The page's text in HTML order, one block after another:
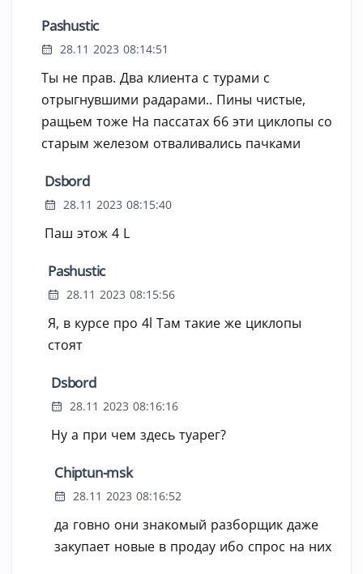
Pashustic
28.11 2023 08:14:51
Ты не прав. Два клиента с турами с
отрыгнувшими радарами.. Пины чистые,
ращьем тоже На пассатах б6 эти циклопы со
старым железом отваливались пачками
Dsbord
28.11 2023 08:15:40
Паш этож 4 L
Pashustic
28.11 2023 08:15:56
Я, в курсе про 4l Там такие же циклопы
стоят
Dsbord
28.11 2023 08:16:16
Ну а при чем здесь туарег?
Chiptun-msk
28.11 2023 08:16:52
да говно они знакомый разборщик даже
закупает новые в продау ибо спрос на них